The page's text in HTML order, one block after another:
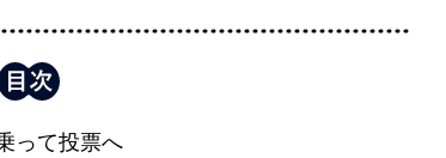
って投票へ